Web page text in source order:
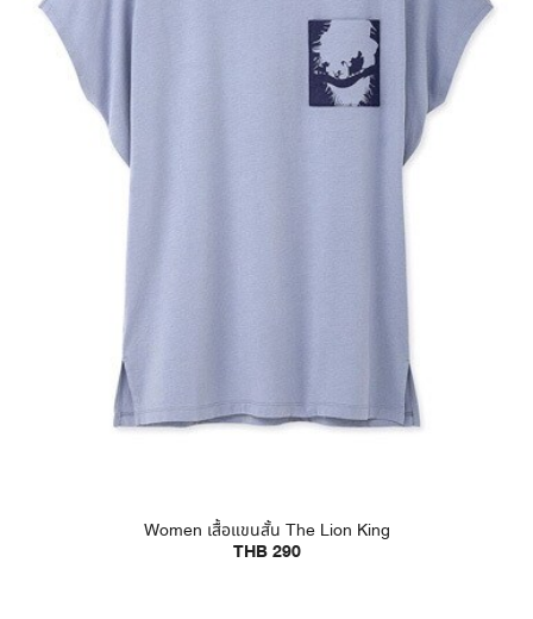
Women เสื้อแขนสั้น The Lion King
THB 290